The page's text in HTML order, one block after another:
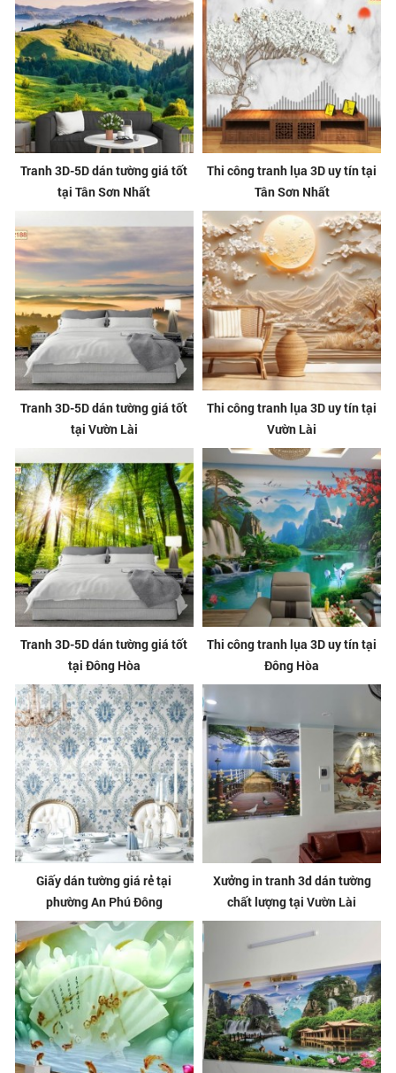
Tranh 3D-5D dán tường giá tốt
tại Tân Sơn Nhất
Thi công tranh lụa 3D uy tín tại
Tân Sơn Nhất
Tranh 3D-5D dán tường giá tốt
tại Vườn Lài
Thi công tranh lụa 3D uy tín tại
Vườn Lài
Tranh 3D-5D dán tường giá tốt
tại Đông Hòa
Thi công tranh lụa 3D uy tín tại
Đông Hòa
Giấy dán tường giá rẻ tại
phường An Phú Đông
Xưởng in tranh 3d dán tường
chất lượng tại Vườn Lài